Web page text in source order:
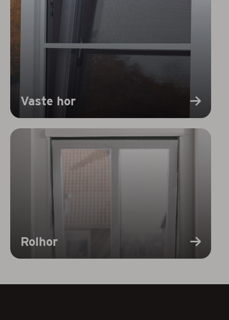
Vaste hor
Rolhor